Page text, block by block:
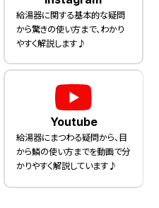
給湯器に関する基本的な疑問
から驚きの使い方まで、わかり
やすく解説します♪
Youtube
給湯器にまつわる疑問から、目
から鱗の使い方までを動画で分
かりやすく解説しています♪